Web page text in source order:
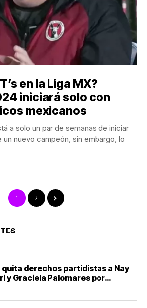
en la Liga MX?
iniciará solo con
mexicanos
a solo un par de semanas de iniciar
un nuevo campeón, sin embargo, lo
1 2
quita derechos partidistas a Nay
y Graciela Palomares por